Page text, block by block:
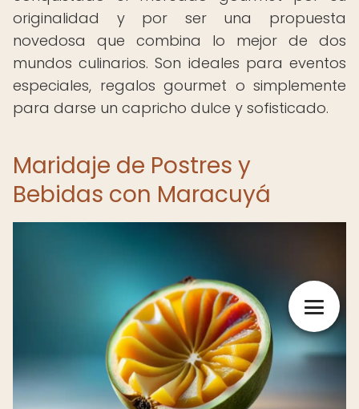
originalidad y por ser una propuesta
novedosa que combina lo mejor de dos
mundos culinarios. Son ideales para eventos
especiales, regalos gourmet o simplemente
para darse un capricho dulce y sofisticado.
Maridaje de Postres y
Bebidas con Maracuyá